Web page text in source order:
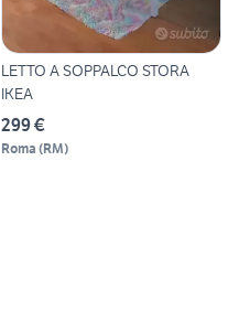
LETTO A SOPPALCO STORA
IKEA
299 €
Roma (RM)